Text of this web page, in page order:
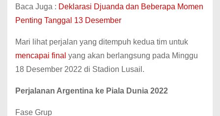
Baca Juga : Deklarasi Djuanda dan Beberapa Momen
Penting Tanggal 13 Desember
Mari lihat perjalan yang ditempuh kedua tim untuk
mencapai final yang akan berlangsung pada Minggu
18 Desember 2022 di Stadion Lusail.
Perjalanan Argentina ke Piala Dunia 2022
Fase Grup